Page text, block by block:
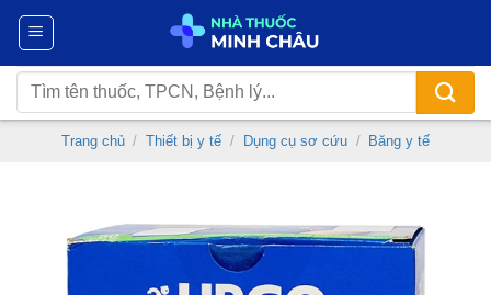
Chuyển
nội
dung
Tìm
kiếm:
Trang chủ / Thiết bị y tế / Dụng cụ sơ cứu / Băng y tế